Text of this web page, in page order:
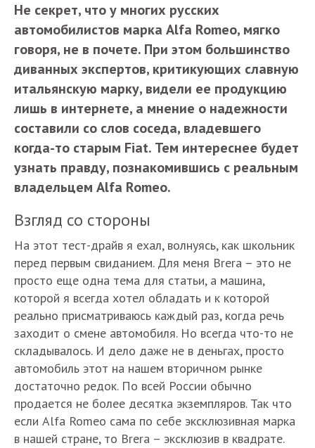
Не секрет, что у многих русских
автомобилистов марка Alfa Romeo, мягко
говоря, не в почете. При этом большинство
диванных экспертов, критикующих славную
итальянскую марку, видели ее продукцию
лишь в интернете, а мнение о надежности
составили со слов соседа, владевшего
когда-то старым Fiat. Тем интереснее будет
узнать правду, познакомившись с реальным
владельцем Alfa Romeo.
Взгляд со стороны
На этот тест-драйв я ехал, волнуясь, как школьник
перед первым свиданием. Для меня Brera – это не
просто еще одна тема для статьи, а машина,
которой я всегда хотел обладать и к которой
реально присматриваюсь каждый раз, когда речь
заходит о смене автомобиля. Но всегда что-то не
складывалось. И дело даже не в деньгах, просто
автомобиль этот на нашем вторичном рынке
достаточно редок. По всей России обычно
продается не более десятка экземпляров. Так что
если Alfa Romeo сама по себе эксклюзивная марка
в нашей стране, то Brera – эксклюзив в квадрате.